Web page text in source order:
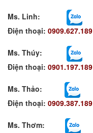
Ms. Linh:
Điện thoại: 0909.627.189
Ms. Thúy:
Điện thoại: 0901.197.189
Ms. Thảo:
Điện thoại: 0909.387.189
Ms. Thơm: